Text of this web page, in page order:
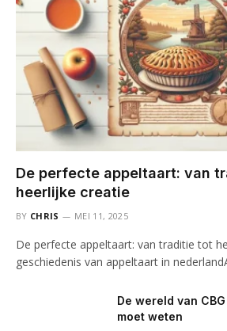
De perfecte appeltaart: van
heerlijke creatie
BY CHRIS MEI 11, 2025
De perfecte appeltaart: van traditie tot
geschiedenis van appeltaart in
De wereld van
moet weten